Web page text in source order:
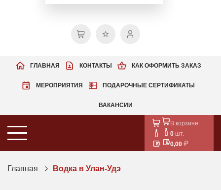
КАК ОФОРМИТЬ ЗАКАЗ
МЕРОПРИЯТИЯ ПОДАРОЧНЫЕ СЕРТИФИКАТЫ
ВАКАНСИИ
ГЛАВНАЯ КОНТАКТЫ
В корзине:
0 шт.
0,00
Главная Водка в Улан-Удэ